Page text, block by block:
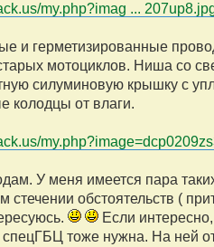
my.php?imag ...
и герметизированные
мотоциклов. Ниша со
силуминовую крышку с
от влаги.
У меня имеется пара
стечении обстоятельств (
Если интересно,
тоже нужна. На ней